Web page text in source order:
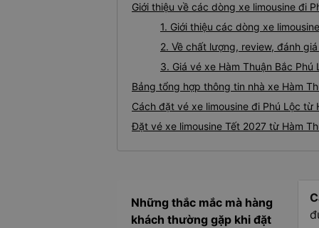
Giới thiệu về các dòng xe limousine đi
1. Giới thiệu các dòng xe
2. Về chất lượng, review, đánh
3. Giá vé xe Hàm Thuận Bắc Phú
Bảng tổng hợp thông tin nhà xe Hàm
Cách đặt vé xe limousine đi Phú Lộc từ
Đặt vé xe limousine Tết 2027 từ Hàm
Những thắc mắc mà hàng
khách thường gặp khi đặt